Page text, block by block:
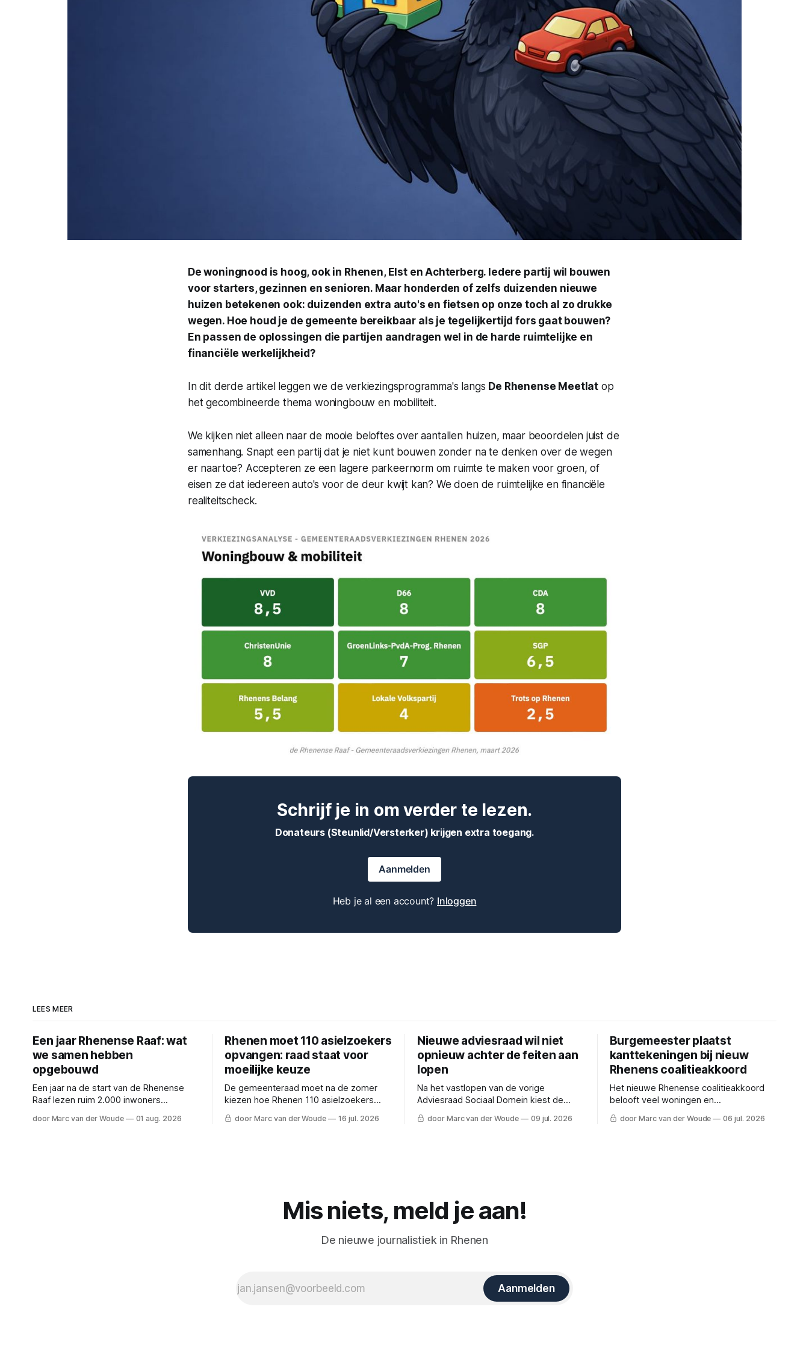
De woningnood is hoog, ook in Rhenen, Elst en Achterberg. Iedere partij wil bouwen
voor starters, gezinnen en senioren. Maar honderden of zelfs duizenden nieuwe
huizen betekenen ook: duizenden extra auto's en fietsen op onze toch al zo drukke
wegen. Hoe houd je de gemeente bereikbaar als je tegelijkertijd fors gaat bouwen?
En passen de oplossingen die partijen aandragen wel in de harde ruimtelijke en
financiële werkelijkheid?
In dit derde artikel leggen we de verkiezingsprogramma's langs De Rhenense Meetlat op
het gecombineerde thema woningbouw en mobiliteit.
We kijken niet alleen naar de mooie beloftes over aantallen huizen, maar beoordelen juist de
samenhang. Snapt een partij dat je niet kunt bouwen zonder na te denken over de wegen
er naartoe? Accepteren ze een lagere parkeernorm om ruimte te maken voor groen, of
eisen ze dat iedereen auto's voor de deur kwijt kan? We doen de ruimtelijke en financiële
realiteitscheck.
Schrijf je in om verder te lezen.
Donateurs (Steunlid/Versterker) krijgen extra toegang.
Aanmelden
Heb je al een account? Inloggen
LEES MEER
Een jaar Rhenense Raaf: wat
we samen hebben
opgebouwd
Een jaar na de start van de Rhenense
Raaf lezen ruim 2.000 inwoners
samen hebben opgebouwd.
door Marc van der Woude 01 aug. 2026
Rhenen moet 110 asielzoekers
opvangen: raad staat voor
moeilijke keuze
De gemeenteraad moet na de zomer
kiezen hoe Rhenen 110 asielzoekers
gaat opvangen. De Rhenense Raaf zet
de dilemma's en de vier scenario's op
door Marc van der Woude 16 jul. 2026
Nieuwe adviesraad wil niet
opnieuw achter de feiten aan
lopen
Na het vastlopen van de vorige
Adviesraad Sociaal Domein kiest de
nieuwe raad voor een andere aanpak.
Vroeger meepraten en inwoners
door Marc van der Woude 09 jul. 2026
Burgemeester plaatst
kanttekeningen bij nieuw
Rhenens coalitieakkoord
Het nieuwe Rhenense coalitieakkoord
belooft veel woningen en
vernieuwingen, maar de lokale
belastingen stijgen en burgemeester
door Marc van der Woude 06 jul. 2026
Mis niets, meld je aan!
De nieuwe journalistiek in Rhenen
Aanmelden